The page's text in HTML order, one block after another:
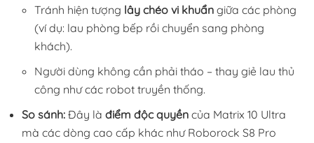
Tránh hiện tượng lây chéo vi khuẩn giữa các phòng
(ví dụ: lau phòng bếp rồi chuyển sang phòng
khách).
Người dùng không cần phải tháo – thay giẻ lau thủ
công như các robot truyền thống.
So sánh: Đây làđiểm độc quyền của Matrix 10 Ultra
mà các dòng cao cấp khác như Roborock S8 Pro